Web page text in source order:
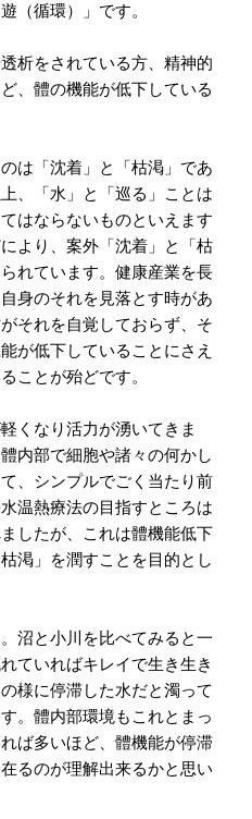
（循環）」です。
析をされている方、精神的
、體の機能が低下している
は「沈着」と「枯渇」であ
、「水」と「巡る」ことは
はならないものといえます
より、案外「沈着」と「枯
れています。健康産業を長
身のそれを見落とす時があ
それを自覚しておらず、そ
が低下していることにさえ
ことが殆どです。
くなり活力が湧いてきま
内部で細胞や諸々の何かし
、シンプルでごく当たり前
温熱療法の目指すところは
したが、これは體機能低下
渇」を潤すことを目的とし
沼と小川を比べてみると一
ていればキレイで生き生き
様に停滞した水だと濁って
。體内部環境もこれとまっ
ば多いほど、體機能が停滞
るのが理解出来るかと思い